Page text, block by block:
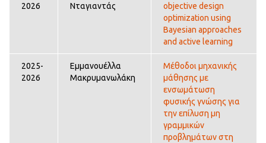
2026
Νταγιαντάς
objective design
optimization using
Bayesian approaches
and active learning
2025-
2026
Εμμανουέλλα
Μακρυμανωλάκη
Μέθοδοι μηχανικής
μάθησης με
ενσωμάτωση
φυσικής γνώσης για
την επίλυση μη
γραμμικών
προβλημάτων στη